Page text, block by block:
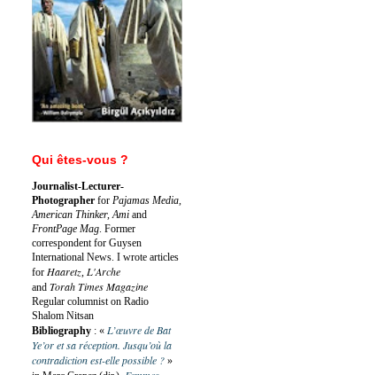
Qui êtes-vous ?
Journalist-Lecturer-
Photographer for Pajamas Media,
American Thinker, Ami and
FrontPage Mag. Former
correspondent for Guysen
International News. I wrote articles
for Haaretz, L'Arche
and Torah Times Magazine
Regular columnist on Radio
Shalom Nitsan
Bibliography : « L’œuvre de Bat
Ye’or et sa réception. Jusqu’où la
contradiction est-elle possible ? »